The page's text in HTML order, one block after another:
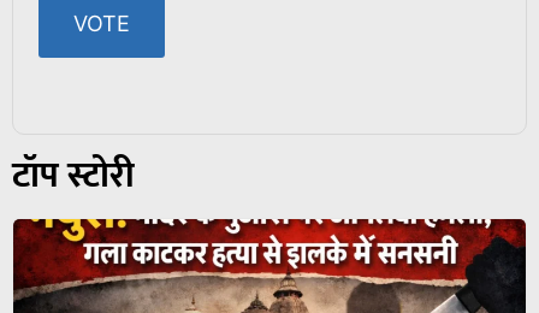
टॉप स्टोरी